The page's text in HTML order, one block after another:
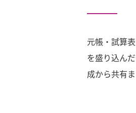
元帳・試算
を盛り込ん
成から共有